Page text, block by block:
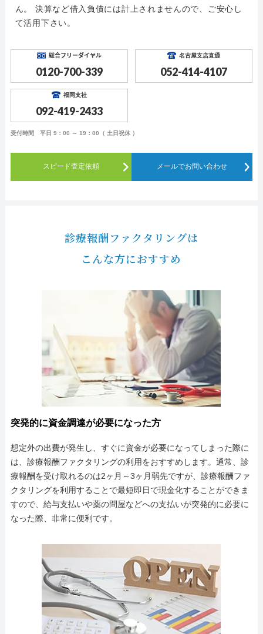
ん。 決算など借入負債には計上されませんので、ご安心し
て活用下さい。
総合フリーダイヤル
0120-700-339
名古屋支店直通
052-414-4107
福岡支社
092-419-2433
受付時間 平日 9：00 ～ 19：00（ 土日祝休 ）
スピード査定依頼 メールでお問い合わせ
診療報酬ファクタリングは
こんな方におすすめ
突発的に資金調達が必要になった方
想定外の出費が発生し、すぐに資金が必要になってしまった際に
は、診療報酬ファクタリングの利用をおすすめします。通常、診
療報酬を受け取れるのは2ヶ月～3ヶ月弱先ですが、診療報酬ファ
クタリングを利用することで最短即日で現金化することができま
すので、給与支払いや薬の問屋などへの支払いが突発的に必要に
なった際、非常に便利です。